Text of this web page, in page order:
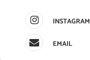
INSTAGRAM
EMAIL